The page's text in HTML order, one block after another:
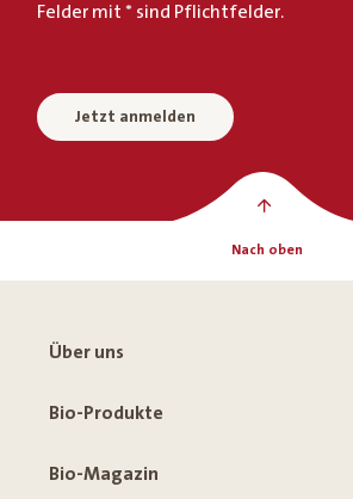
Felder mit * sind Pflichtfelder.
Jetzt anmelden
Nach oben
Über uns
Bio-Produkte
Bio-Magazin